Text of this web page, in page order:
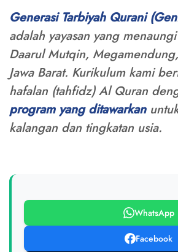
Generasi Tarbiyah Qurani
adalah yayasan yang
Daarul Mutqin,
Jawa Barat. Kurikulum kami
hafalan (tahfidz) Al Quran
program yang ditawarkan
kalangan dan tingkatan usia.
WhatsApp
Facebook